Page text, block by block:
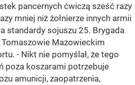
pancernych ćwiczą sześć razy
mniej niż żołnierze innych armii
standardy sojuszu 25. Brygada
Mazowieckim
- Nikt nie pomyślał, że tego
poza koszarami potrzebuje
amunicji, zaopatrzenia,